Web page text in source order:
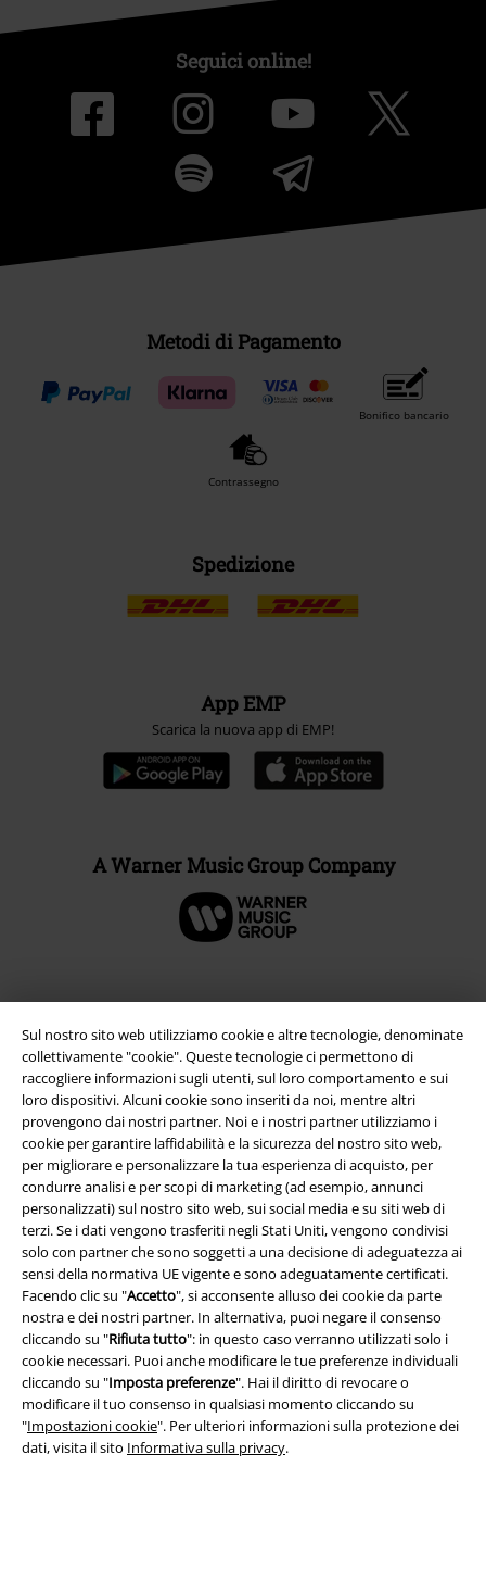
Sul nostro sito web utilizziamo cookie e altre tecnologie, denominate
collettivamente "cookie". Queste tecnologie ci permettono di
raccogliere informazioni sugli utenti, sul loro comportamento e sui
loro dispositivi. Alcuni cookie sono inseriti da noi, mentre altri
provengono dai nostri partner. Noi e i nostri partner utilizziamo i
cookie per garantire laffidabilità e la sicurezza del nostro sito web,
per migliorare e personalizzare la tua esperienza di acquisto, per
condurre analisi e per scopi di marketing (ad esempio, annunci
personalizzati) sul nostro sito web, sui social media e su siti web di
terzi. Se i dati vengono trasferiti negli Stati Uniti, vengono condivisi
solo con partner che sono soggetti a una decisione di adeguatezza ai
sensi della normativa UE vigente e sono adeguatamente certificati.
Facendo clic su "Accetto", si acconsente alluso dei cookie da parte
nostra e dei nostri partner. In alternativa, puoi negare il consenso
cliccando su "Rifiuta tutto": in questo caso verranno utilizzati solo i
cookie necessari. Puoi anche modificare le tue preferenze individuali
cliccando su "Imposta preferenze". Hai il diritto di revocare o
modificare il tuo consenso in qualsiasi momento cliccando su
"Impostazioni cookie". Per ulteriori informazioni sulla protezione dei
dati, visita il sito Informativa sulla privacy.
Seguici online!
Metodi di Pagamento
Bonifico bancario
Contrassegno
Spedizione
App EMP
Scarica la nuova app di EMP!
A Warner Music Group Company
Info legali
Termini & Condizioni
Redazione
Legge sulla Privacy
Smaltimento rifiuti e protezione dell’ambiente
Dichiarazione di Conformità
Informazioni sull'accessibilità